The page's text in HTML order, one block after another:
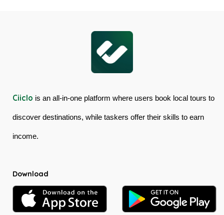
Ciiclo is an all-in-one platform where users book local tours to
discover destinations, while taskers offer their skills to earn
income.
Download